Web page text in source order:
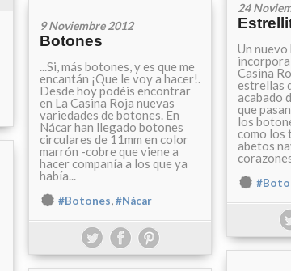
24
Un nuevo
Casina
estrellas
acabado
que
los
como los
abetos
9 Noviembre 2012
Botones
...Si, más botones, y es que me
encantán ¡Que le voy a hacer!.
Desde hoy podéis encontrar
en La Casina Roja nuevas
variedades de botones. En
Nácar han llegado botones
circulares de 11mm en color
marrón -cobre que viene a
hacer companía a los que ya
había...
#Botones,#Nácar